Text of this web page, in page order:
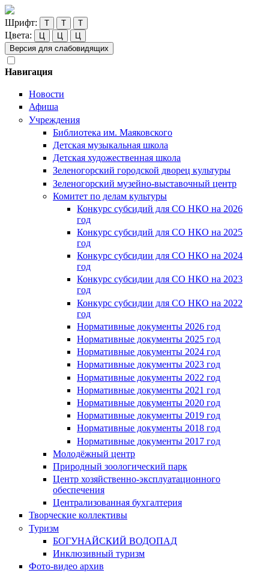
Шрифт: Т Т Т
Цвета: Ц Ц
Ц
Версия для слабовидящих
Навигация
Новости
Афиша
Учреждения
Библиотека им. Маяковского
Детская музыкальная школа
Детская художественная школа
Зеленогорский городской дворец культуры
Зеленогорский музейно-выставочный центр
Комитет по делам культуры
Конкурс субсидий для СО НКО на 2026
год
Конкурс субсидий для СО НКО на 2025
год
Конкурс субсидии для СО НКО на 2024
год
Конкурс субсидии для СО НКО на 2023
год
Конкурс субсидии для СО НКО на 2022
год
Нормативные документы 2026 год
Нормативные документы 2025 год
Нормативные документы 2024 год
Нормативные документы 2023 год
Нормативные документы 2022 год
Нормативные документы 2021 год
Нормативные документы 2020 год
Нормативные документы 2019 год
Нормативные документы 2018 год
Нормативные документы 2017 год
Молодёжный центр
Природный зоологический парк
Центр хозяйственно-эксплуатационного
обеспечения
Централизованная бухгалтерия
Творческие коллективы
Туризм
БОГУНАЙСКИЙ ВОДОПАД
Инклюзивный туризм
Фото-видео архив